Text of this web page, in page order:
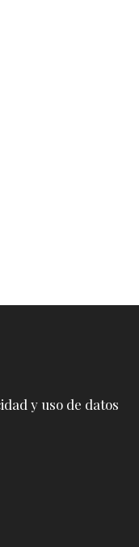
y uso de datos